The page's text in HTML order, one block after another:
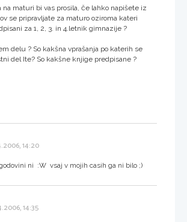
maturi bi vas prosila, če lahko napišete iz
se pripravljate za maturo oziroma kateri
za 1, 2, 3. in 4.letnik gimnazije ?
delu ? So kakšna vprašanja po katerih se
del Ite? So kakšne knjige predpisane ?
14:20
ni :W vsaj v mojih casih ga ni bilo ;)
14:35